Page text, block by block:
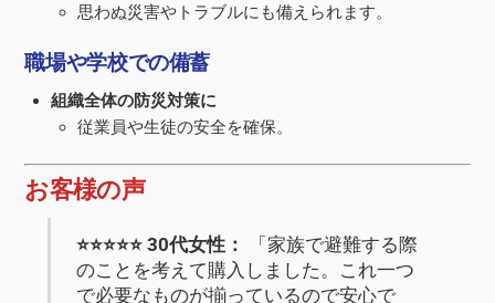
思わぬ災害やトラブルにも備えられます。
職場や学校での備蓄
組織全体の防災対策に
従業員や生徒の安全を確保。
お客様の声
⭐️⭐️⭐️⭐️⭐️ 30代女性：
「家族で避難する際
のことを考えて購入しました。これ一つ
で必要なものが揃っているので安心で